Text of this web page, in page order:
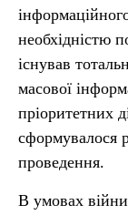
необхідністю
існував
масової
пріоритетних
сформувалося
проведення.
В умовах